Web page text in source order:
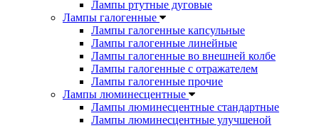
Лампы ртутные дуговые
Лампы галогенные
Лампы галогенные капсульные
Лампы галогенные линейные
Лампы галогенные во внешней колбе
Лампы галогенные с отражателем
Лампы галогенные прочие
Лампы люминесцентные
Лампы люминесцентные стандартные
Лампы люминесцентные улучшеной